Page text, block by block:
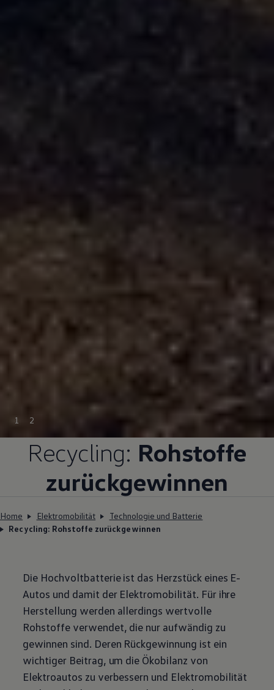
1 2
Recycling: Rohstoffe
zurückgewinnen
Home Elektromobilität
Technologie und Batterie
Recycling: Rohstoffe zurückgewinnen
Die Hochvoltbatterie ist das Herzstück eines E-
Autos und damit der Elektromobilität. Für ihre
Herstellung werden allerdings wertvolle
Rohstoffe verwendet, die nur aufwändig zu
gewinnen sind. Deren Rückgewinnung ist ein
wichtiger Beitrag, um die Ökobilanz von
Elektroautos zu verbessern und Elektromobilität